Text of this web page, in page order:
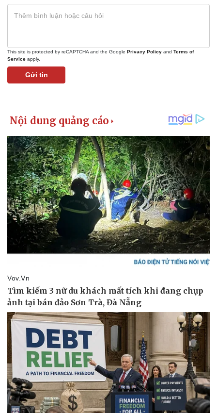
Kinh tế
Bất động sản
Khởi nghiệp
Thị trường
Giá vàng
Tiêu dùng
Tỷ giá
Chứng khoán
Giá cà phê
This site is protected by reCAPTCHA and the Google Privacy Policy and Terms of
Service apply.
Gửi tin